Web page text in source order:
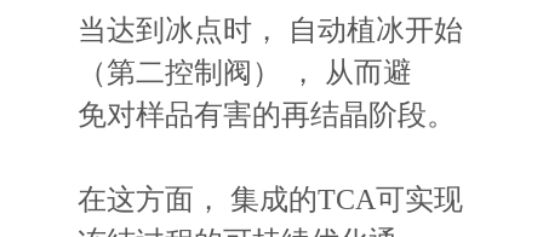
当达到冰点时 ，
自动植冰开始
（第二控制阀） ， 从而避
免对样品有害的再结晶阶段。
在这方面 ， 集成的TCA可实现